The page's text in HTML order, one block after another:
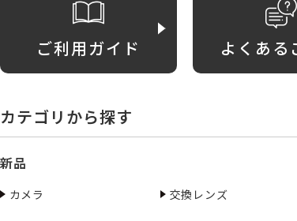
ご利用ガイド よくある
カテゴリから探す
新品
カメラ 交換レンズ